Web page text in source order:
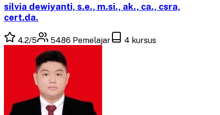
silvia dewiyanti, s.e., m.si., ak., ca., csra,
cert.da.
4.2/5 5486 Pemelajar 4 kursus